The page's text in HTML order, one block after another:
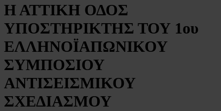
Η ΑΤΤΙΚΗ ΟΔΟΣ
ΥΠΟΣΤΗΡΙΚΤΗΣ ΤΟΥ 1ου
ΕΛΛΗΝΟΪΑΠΩΝΙΚΟΥ
ΣΥΜΠΟΣΙΟΥ
ΑΝΤΙΣΕΙΣΜΙΚΟΥ
ΣΧΕΔΙΑΣΜΟΥ